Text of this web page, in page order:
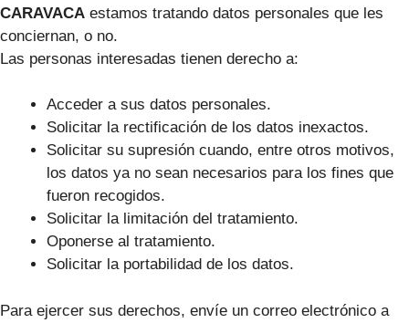
CARAVACA estamos tratando datos personales que les
conciernan, o no.
Las personas interesadas tienen derecho a:
Acceder a sus datos personales.
Solicitar la rectificación de los datos inexactos.
Solicitar su supresión cuando, entre otros motivos,
los datos ya no sean necesarios para los fines que
fueron recogidos.
Solicitar la limitación del tratamiento.
Oponerse al tratamiento.
Solicitar la portabilidad de los datos.
Para ejercer sus derechos, envíe un correo electrónico a